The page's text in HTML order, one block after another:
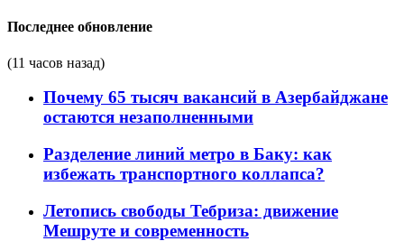
Последнее обновление
(11 часов назад)
Почему 65 тысяч вакансий в Азербайджане
остаются незаполненными
Разделение линий метро в Баку: как
избежать транспортного коллапса?
Летопись свободы Тебриза: движение
Мешруте и современность